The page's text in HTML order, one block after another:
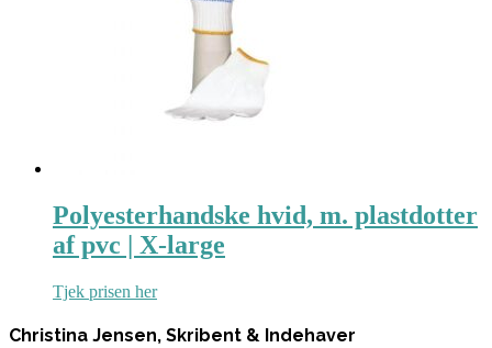
Polyesterhandske hvid, m. plastdotter
af pvc | X-large
Tjek prisen her
Christina Jensen, Skribent & Indehaver